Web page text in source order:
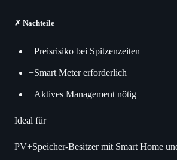
✗ Nachteile
−Preisrisiko bei Spitzenzeiten
−Smart Meter erforderlich
−Aktives Management nötig
Ideal für
PV+Speicher-Besitzer mit Smart Home